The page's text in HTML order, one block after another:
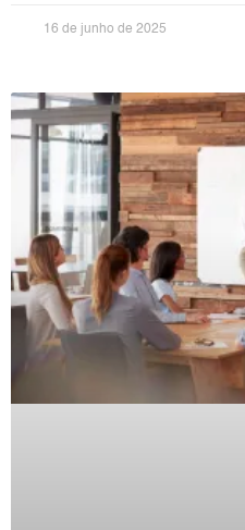
16 de junho de 2025